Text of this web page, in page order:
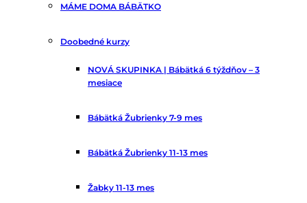
MÁME DOMA BÁBÄTKO
Doobedné kurzy
NOVÁ SKUPINKA | Bábätká 6 týždňov – 3
mesiace
Bábätká Žubrienky 7-9 mes
Bábätká Žubrienky 11-13 mes
Žabky 11-13 mes